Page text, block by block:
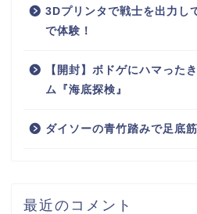
3Dプリンタで戦士を出力し
で体験！
【開封】ボドゲにハマった
ム『海底探検』
ダイソーの青竹踏みで足底
最近のコメント